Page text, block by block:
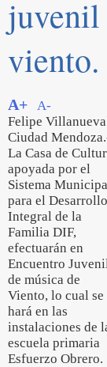
juvenil
viento.
A+
A-
Felipe
Ciudad
La Casa de
apoyada por el
Sistema
para el Desarrollo
Integral de la
Familia DIF,
efectuarán en
Encuentro
de música de
Viento, lo cual se
hará en las
instalaciones de
escuela primaria
Esfuerzo Obrero.